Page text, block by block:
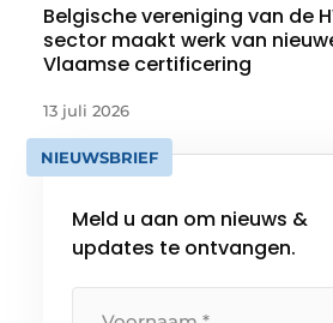
Belgische vereniging van de
sector maakt werk van
Vlaamse certificering
13 juli 2026
NIEUWSBRIEF
Meld u aan om nieuws &
updates te ontvangen.